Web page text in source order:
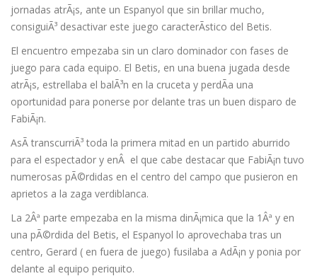
jornadas atrÃ¡s, ante un Espanyol que sin brillar mucho,
consiguiÃ³ desactivar este juego caracterÃ­stico del Betis.
El encuentro empezaba sin un claro dominador con fases de
juego para cada equipo. El Betis, en una buena jugada desde
atrÃ¡s, estrellaba el balÃ³n en la cruceta y perdÃ­a una
oportunidad para ponerse por delante tras un buen disparo de
FabiÃ¡n.
AsÃ­ transcurriÃ³ toda la primera mitad en un partido aburrido
para el espectador y enÂ el que cabe destacar que FabiÃ¡n tuvo
numerosas pÃ©rdidas en el centro del campo que pusieron en
aprietos a la zaga verdiblanca.
La 2Âª parte empezaba en la misma dinÃ¡mica que la 1Âª y en
una pÃ©rdida del Betis, el Espanyol lo aprovechaba tras un
centro, Gerard ( en fuera de juego) fusilaba a AdÃ¡n y ponia por
delante al equipo periquito.